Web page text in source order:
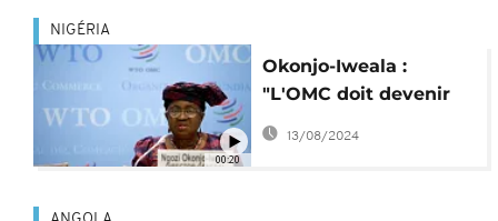
00:20
NIGÉRIA
Okonjo-Iweala :
"L'OMC doit devenir
une organisation
13/08/2024